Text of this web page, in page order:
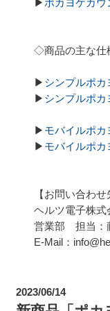
▶ ポカヨケカ
◇商品の主な仕
▶ シンプルポ
▶ シンプルポ
▶ モバイルポ
▶ モバイルポ
【お問い合わせ
ヘルツ電子株式
営業部 担当：
E-Mail：
2023/06/14